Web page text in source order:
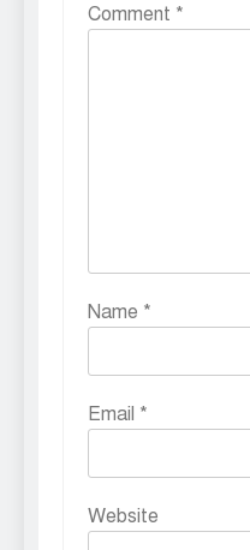
Comment *
Name *
Email *
Website